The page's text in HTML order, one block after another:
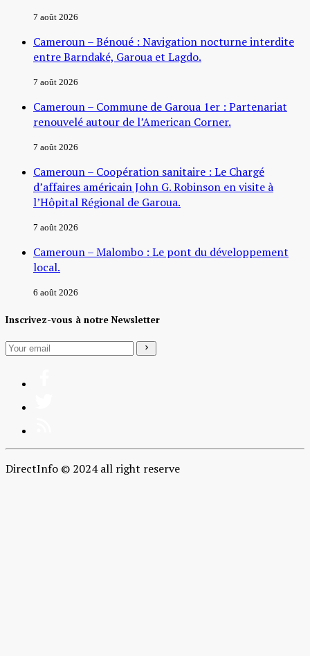
7 août 2026
Cameroun – Bénoué : Navigation nocturne interdite
entre Barndaké, Garoua et Lagdo.
7 août 2026
Cameroun – Commune de Garoua 1er : Partenariat
renouvelé autour de l’American Corner.
7 août 2026
Cameroun – Coopération sanitaire : Le Chargé
d’affaires américain John G. Robinson en visite à
l’Hôpital Régional de Garoua.
7 août 2026
Cameroun – Malombo : Le pont du développement
local.
6 août 2026
Inscrivez-vous à notre Newsletter
DirectInfo © 2024 all right reserve